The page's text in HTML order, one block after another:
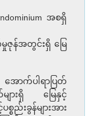
အစရှိ
ဇုန်အတွင်းရှိ မြေ
အောက်ပါရာပြတ်
များရှိ မြေနှင့်
ခွန်များအား